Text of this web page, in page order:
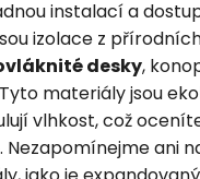
instalací a
izolace z
desky,
materiály jsou
vlhkost, což
ani